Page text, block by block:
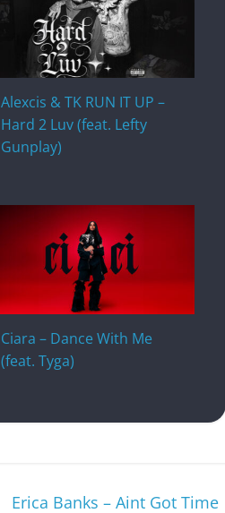
Alexcis & TK RUN IT UP –
Hard 2 Luv (feat. Lefty
Gunplay)
Ciara – Dance With Me
(feat. Tyga)
Erica Banks – Aint Got Time